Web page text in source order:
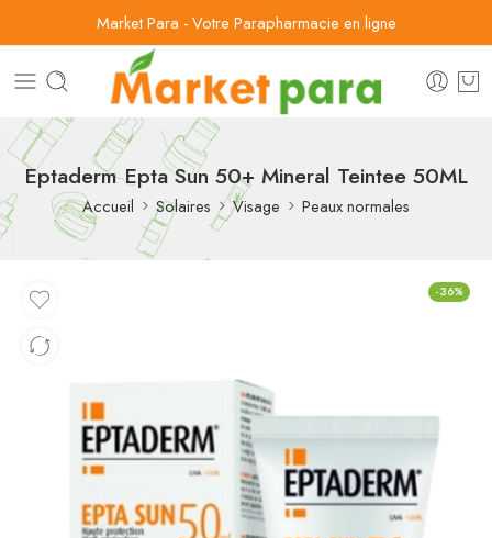
Market Para - Votre Parapharmacie en ligne
Eptaderm Epta Sun 50+ Mineral Teintee 50ML
Accueil Solaires Visage Peaux normales
-36%